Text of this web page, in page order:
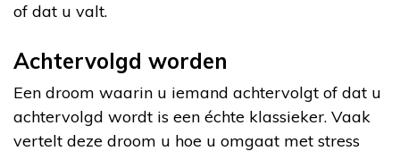
of dat u valt.
Achtervolgd worden
Een droom waarin u iemand achtervolgt of dat u
achtervolgd wordt is een échte klassieker. Vaak
vertelt deze droom u hoe u omgaat met stress